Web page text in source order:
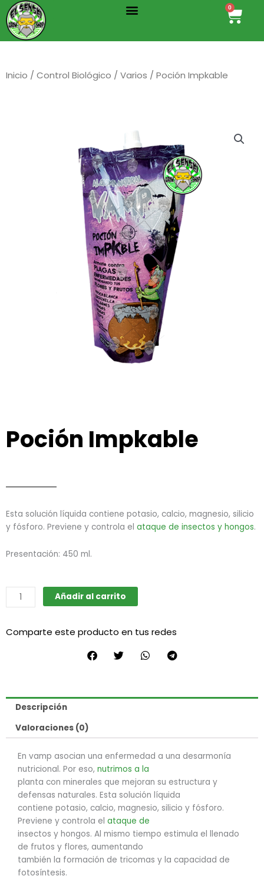
al
contenido
Menu 0
Cart
Inicio / Control Biológico / Varios / Poción Impkable
Poción Impkable
Esta solución líquida contiene potasio, calcio, magnesio, silicio
y fósforo. Previene y controla el ataque de insectos y hongos.
Presentación: 450 ml.
Poción
Impkable
Añadir al carrito
Comparte este producto en tus redes
Descripción
Valoraciones (0)
En vamp asocian una enfermedad a una desarmonía
nutricional. Por eso, nutrimos a la
planta con minerales que mejoran su estructura y
defensas naturales. Esta solución líquida
contiene potasio, calcio, magnesio, silicio y fósforo.
Previene y controla el ataque de
insectos y hongos. Al mismo tiempo estimula el llenado
de frutos y flores, aumentando
también la formación de tricomas y la capacidad de
fotosíntesis.